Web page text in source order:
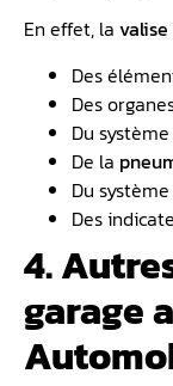
En effet, la valise
Des
Des
Du
De la
Du
Des
4.
garage